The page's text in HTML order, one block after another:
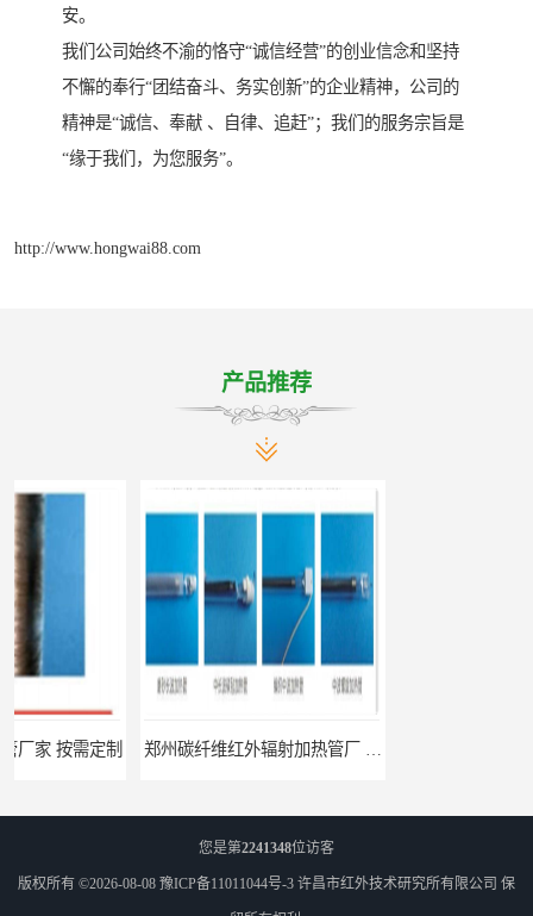
安。
我们公司始终不渝的恪守“诚信经营”的创业信念和坚持
不懈的奉行“团结奋斗、务实创新”的企业精神，公司的
精神是“诚信、奉献 、自律、追赶”；我们的服务宗旨是
“缘于我们，为您服务”。
http://www.hongwai88.com
产品推荐
郑州碳纤维红外辐射加热管厂 真材实料
您是第2241348位访客
版权所有 ©2026-08-08 豫ICP备11011044号-3 许昌市红外技术研究所有限公司 保